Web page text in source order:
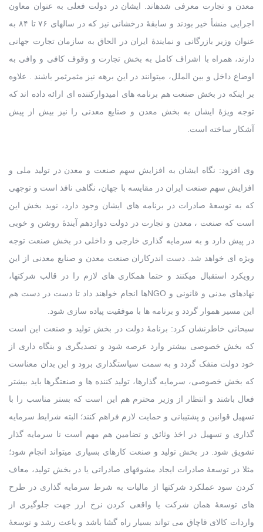
معدن و تجارت معرفی شدهاند. ایشان در دولت فعلی به عنوان معاون
اجرایی منشأ خیر بودند و سابقۀ درخشانی نیز که در سالهای ۷۶ تا ۸۴ به
عنوان وزیر بازرگانی و نمایندۀ ایران در الحاق به سازمان تجارت جهانی
دارند، همراه با اشراف کامل به بخش تجارت و وقوف کافی و وافی به
اوضاع داخل و بین الملل، میتوانند در این برهه نیز مثمرثمر باشند . علاوه
بر اینکه در بخش صنعت هم برنامه های امیدوارکننده ای ارائه داده اند که
توجه ویژۀ ایشان به بخش معدن و صنایع معدنی را نیز بیش از پیش
آشکار ساخته است.
وی افزود: نگاه ایشان به افزایش سهم صنعت و معدن در تولید ملی و
افزایش سهم صنعت ایران در مقایسه با جهان، نگاهی نافذ است و توجهی
که به توسعۀ صادرات در برنامه های ایشان وجود دارد، نوید بخش این
است که صنعت ، معدن و تجارت در دولت دوازدهم آیندۀ روشن و خوبی
در پیش دارد و به سرمایه گذاری خارجی و داخلی در بخش صنعت توجه
ویژه ای خواهد شد. دست اندرکاران صنعت معدن و صنایع معدنی از این
رویکرد استقبال میکنند و حتما همکاری های لازم را در قالب شرکتها،
نهادهای مدنی و قانونی و NGOها انجام خواهند داد تا دست در دست هم
این مسیر هموار گردد و برنامه ها با موفقیت پیاده سازی شود.
سبحانی خاطرنشان کرد: برنامۀ دولت در بخش تولید و صنعت این است
که بخش خصوصی بیشتر وارد عرصه شود و تصدیگری و بنگاه داری از
خود دولت منفک گردد و به سمت سیاستگذاری برود و این بدان معناست
که بخش خصوصی، سرمایه گذارها، تولید کننده ها و صنعتگرها باید بیشتر
فعال باشند و انتظار از وزیر محترم هم این است که بستر مناسب را با
تسهیل قوانین و پشتیبانی و حمایت لازم فراهم کنند؛ البته شرایط سرمایه
گذاری و تسهیل در اخذ وثائق و تضامین هم مهم است تا سرمایه گذار
تشویق شود. در بخش تولید و صنعت کارهای بسیاری میتواند انجام شود؛
مثلا در توسعۀ صادرات ایجاد مشوقهای صادراتی یا در بخش تولید، معاف
کردن سود عملکرد شرکتها از مالیات به شرط سرمایه گذاری در طرح
های توسعۀ همان شرکت یا واقعی کردن نرخ ارز جهت جلوگیری از
واردات کالای قاچاق می تواند بسیار راه گشا باشد و باعث رشد و توسعۀ